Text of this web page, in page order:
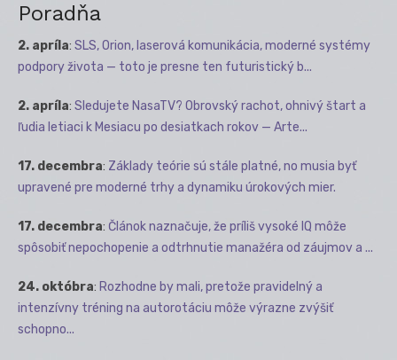
Poradňa
2. apríla: SLS, Orion, laserová komunikácia, moderné systémy
podpory života — toto je presne ten futuristický b...
2. apríla: Sledujete NasaTV? Obrovský rachot, ohnivý štart a
ľudia letiaci k Mesiacu po desiatkach rokov — Arte...
17. decembra: Základy teórie sú stále platné, no musia byť
upravené pre moderné trhy a dynamiku úrokových mier.
17. decembra: Článok naznačuje, že príliš vysoké IQ môže
spôsobiť nepochopenie a odtrhnutie manažéra od záujmov a ...
24. októbra: Rozhodne by mali, pretože pravidelný a
intenzívny tréning na autorotáciu môže výrazne zvýšiť
schopno...